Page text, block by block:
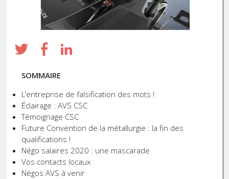
SOMMAIRE
L’entreprise de falsification des mots !
Éclairage : AVS CSC
Témoignage CSC
Future Convention de la métallurgie : la fin des
qualifications !
Négo salaires 2020 : une mascarade
Vos contacts locaux
Négos AVS à venir